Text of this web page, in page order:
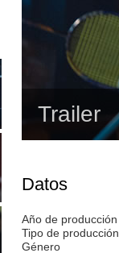
Trailer
Datos
Año de producción
Tipo de producción
Género